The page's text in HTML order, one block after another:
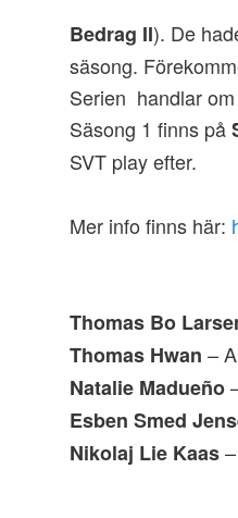
Bedrag II). De
säsong.
Serien handlar
Säsong 1 finns på
SVT play efter.
Mer info finns här:
Thomas Bo
Thomas Hwan –
Natalie Madueño
Esben Smed
Nikolaj Lie Kaas